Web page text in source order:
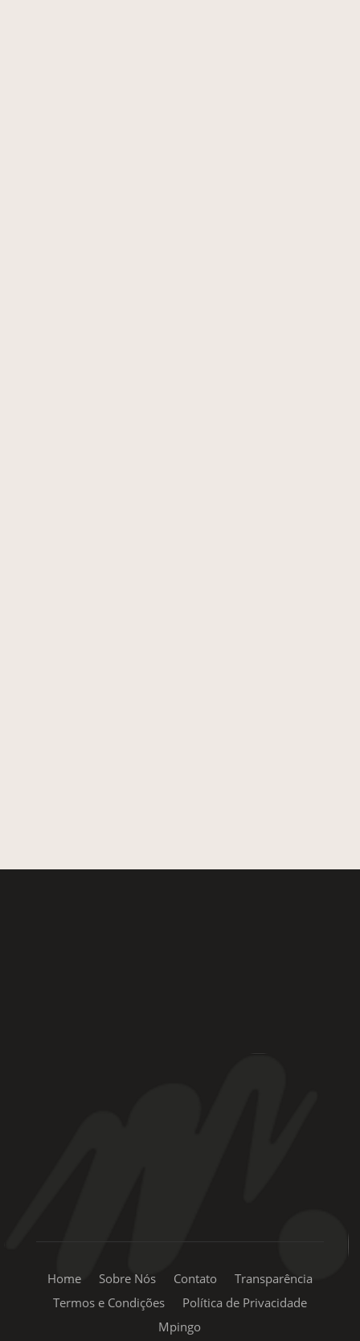
Home Sobre Nós Contato
Transparência
Termos e Condições
Política de Privacidade
Mpingo